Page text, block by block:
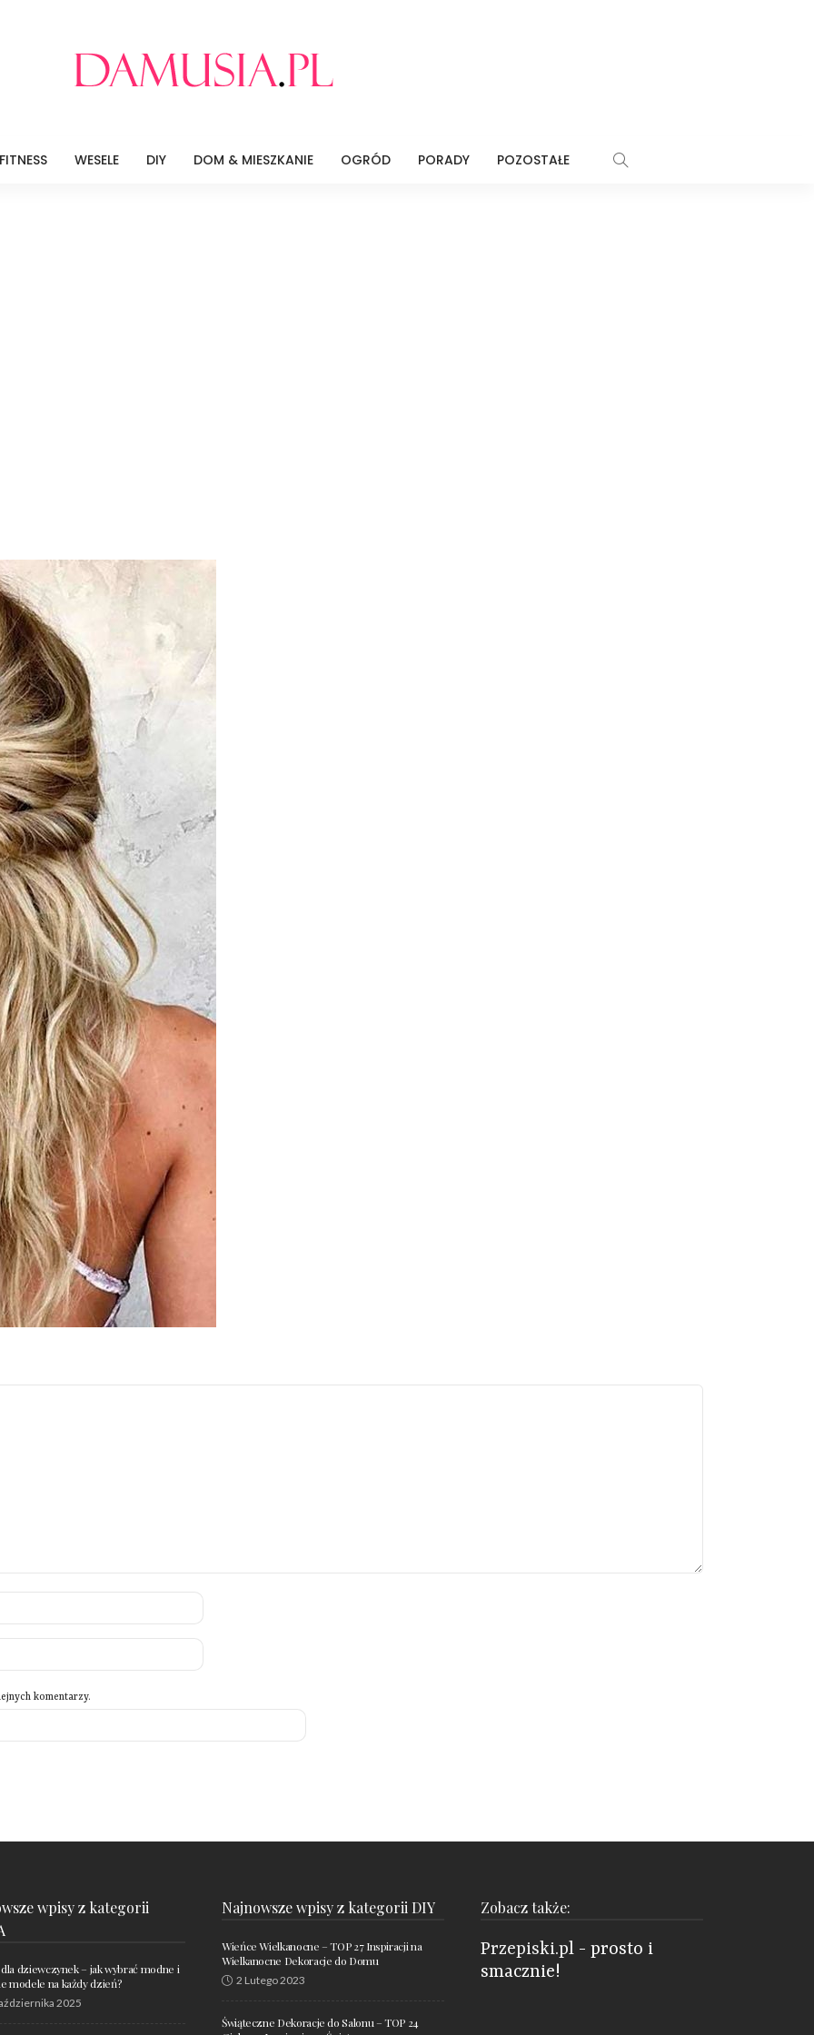
FITNESS WESELE DIY DOM & MIESZKANIE OGRÓD PORADY POZOSTAŁE
komentarzy.
wpisy z kategorii
dziewczynek – jak wybrać modne i
modele na każdy dzień?
2025
Najnowsze wpisy z kategorii DIY
Wieńce Wielkanocne – TOP 27 Inspiracji na
Wielkanocne Dekoracje do Domu
2 Lutego 2023
Świąteczne Dekoracje do Salonu – TOP 24
Zobacz także:
Przepiski.pl - prosto i
smacznie!